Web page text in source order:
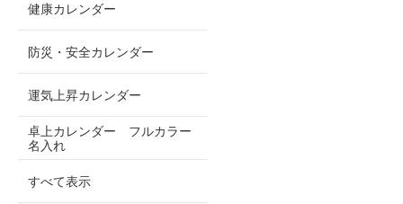
健康カレンダー
防災・安全カレンダー
運気上昇カレンダー
卓上カレンダー フルカラー
名入れ
すべて表示